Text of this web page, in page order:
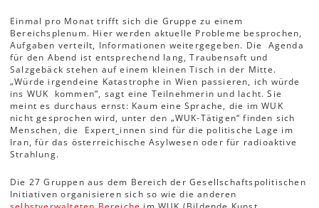
Einmal pro Monat trifft sich die Gruppe zu einem
Bereichsplenum. Hier werden aktuelle Probleme besprochen,
Aufgaben verteilt, Informationen weitergegeben. Die Agenda
für den Abend ist entsprechend lang, Traubensaft und
Salzgebäck stehen auf einem kleinen Tisch in der Mitte.
„Würde irgendeine Katastrophe in Wien passieren, ich würde
ins WUK kommen“, sagt eine Teilnehmerin und lacht. Sie
meint es durchaus ernst: Kaum eine Sprache, die im WUK
nicht gesprochen wird, unter den „WUK-Tätigen“ finden sich
Menschen, die Expert_innen sind für die politische Lage im
Iran, für das österreichische Asylwesen oder für radioaktive
Strahlung.
Die 27 Gruppen aus dem Bereich der Gesellschaftspolitischen
Initiativen organisieren sich so wie die anderen